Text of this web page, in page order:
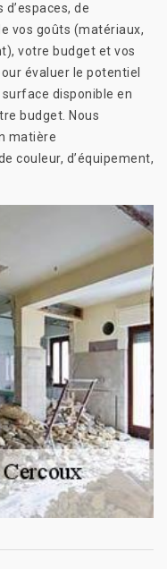
de
vos goûts (matériaux,
votre budget et vos
évaluer le potentiel
disponible en
budget. Nous
matière
couleur, d’équipement,